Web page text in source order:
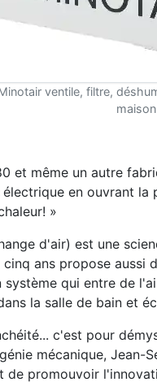
ventile, filtre,
et même un autre
en ouvrant
»
d'air) est une
ans propose
qui entre de
la salle de bain et
c'est pour
mécanique, Jean-
de promouvoir